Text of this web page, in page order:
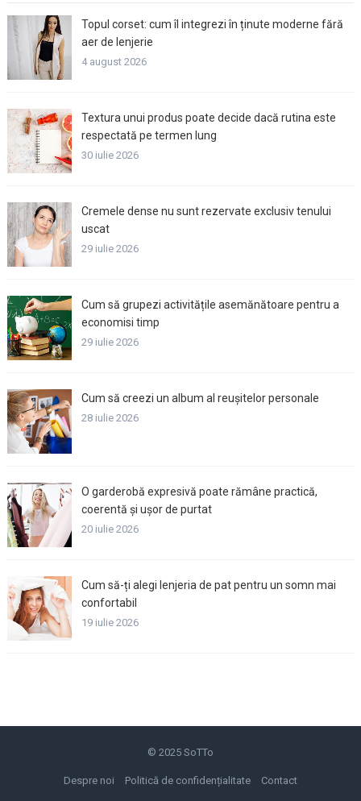
Topul corset: cum îl integrezi în ținute moderne fără
aer de lenjerie
4 august 2026
Textura unui produs poate decide dacă rutina este
respectată pe termen lung
30 iulie 2026
Cremele dense nu sunt rezervate exclusiv tenului
uscat
29 iulie 2026
Cum să grupezi activitățile asemănătoare pentru a
economisi timp
29 iulie 2026
Cum să creezi un album al reușitelor personale
28 iulie 2026
O garderobă expresivă poate rămâne practică,
coerentă și ușor de purtat
20 iulie 2026
Cum să-ți alegi lenjeria de pat pentru un somn mai
confortabil
19 iulie 2026
© 2025 SoTTo
Despre noi Politică de confidențialitate Contact